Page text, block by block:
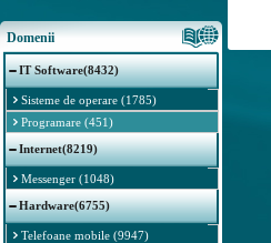
Domenii
IT Software(8432)
Sisteme de operare (1785)
Programare (451)
Internet(8219)
Messenger (1048)
Hardware(6755)
Telefoane mobile (9947)